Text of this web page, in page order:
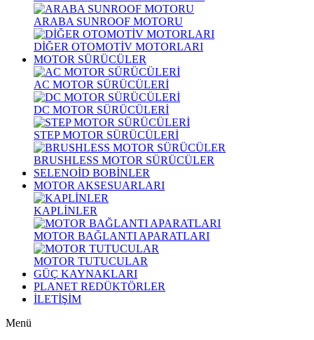
ARABA SUNROOF MOTORU
DİĞER OTOMOTİV MOTORLARI
MOTOR SÜRÜCÜLER
AC MOTOR SÜRÜCÜLERİ
DC MOTOR SÜRÜCÜLERİ
STEP MOTOR SÜRÜCÜLERİ
BRUSHLESS MOTOR SÜRÜCÜLER
SELENOİD BOBİNLER
MOTOR AKSESUARLARI
KAPLİNLER
MOTOR BAĞLANTI APARATLARI
MOTOR TUTUCULAR
GÜÇ KAYNAKLARI
PLANET REDÜKTÖRLER
İLETİŞİM
Menü